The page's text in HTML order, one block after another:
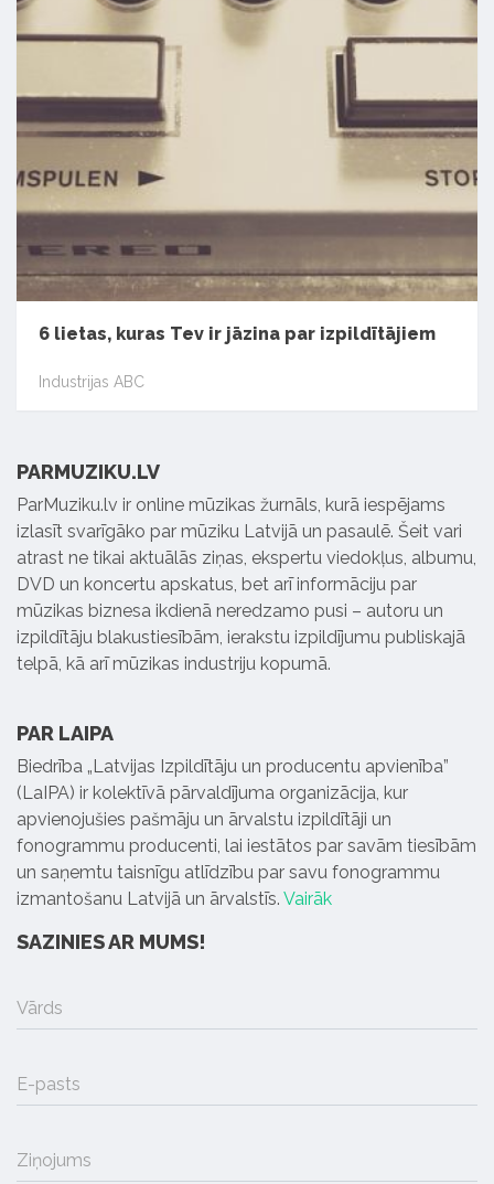
6 lietas, kuras Tev ir jāzina par izpildītājiem
Industrijas ABC
PARMUZIKU.LV
ParMuziku.lv ir online mūzikas žurnāls, kurā iespējams
izlasīt svarīgāko par mūziku Latvijā un pasaulē. Šeit vari
atrast ne tikai aktuālās ziņas, ekspertu viedokļus, albumu,
DVD un koncertu apskatus, bet arī informāciju par
mūzikas biznesa ikdienā neredzamo pusi – autoru un
izpildītāju blakustiesībām, ierakstu izpildījumu publiskajā
telpā, kā arī mūzikas industriju kopumā.
PAR LAIPA
Biedrība „Latvijas Izpildītāju un producentu apvienība”
(LaIPA) ir kolektīvā pārvaldījuma organizācija, kur
apvienojušies pašmāju un ārvalstu izpildītāji un
fonogrammu producenti, lai iestātos par savām tiesībām
un saņemtu taisnīgu atlīdzību par savu fonogrammu
izmantošanu Latvijā un ārvalstīs. Vairāk
SAZINIES AR MUMS!
Vārds
E-pasts
Ziņojums